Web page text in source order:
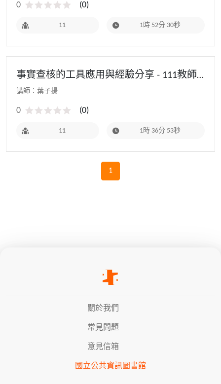
0 (0)
11 1時 52分 30秒
事實查核的工具應用與經驗分享 - 111教師
研習(寒假場)
講師：葉⼦揚
0 (0)
11 1時 36分 53秒
1
關於我們
常見問題
意見信箱
國立公共資訊圖書館